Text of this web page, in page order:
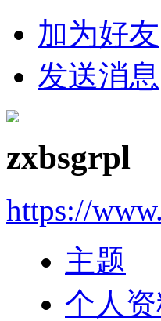
加为好友
发送消息
zxbsgrpl
https://
主题
个人